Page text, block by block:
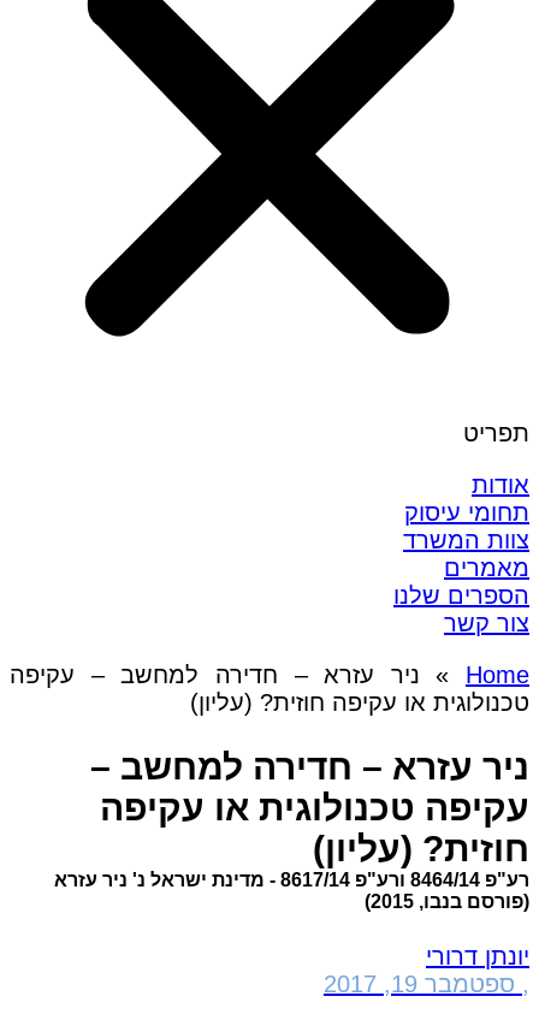
תפריט
אודות
תחומי עיסוק
צוות המשרד
מאמרים
הספרים שלנו
צור קשר
Home
» ניר עזרא – חדירה למחשב – עקיפה
טכנולוגית או עקיפה חוזית? (עליון)
ניר עזרא – חדירה למחשב –
עקיפה טכנולוגית או עקיפה
חוזית? (עליון)
רע"פ 8464/14 ורע"פ 8617/14 - מדינת ישראל נ' ניר עזרא
(פורסם בנבו, 2015)
יונתן דרורי
, ספטמבר 19, 2017